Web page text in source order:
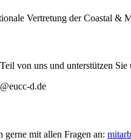
Vertretung der Coastal &
von uns und unterstützen
d.de
gerne mit allen Fragen an: